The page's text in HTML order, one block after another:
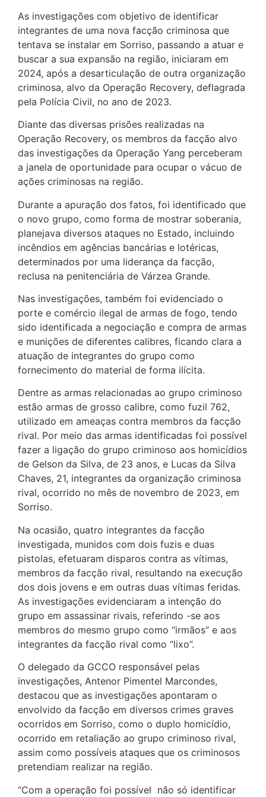
As investigações com objetivo de identificar
integrantes de uma nova facção criminosa que
tentava se instalar em Sorriso, passando a atuar e
buscar a sua expansão na região, iniciaram em
2024, após a desarticulação de outra organização
criminosa, alvo da Operação Recovery, deflagrada
pela Polícia Civil, no ano de 2023.
Diante das diversas prisões realizadas na
Operação Recovery, os membros da facção alvo
das investigações da Operação Yang perceberam
a janela de oportunidade para ocupar o vácuo de
ações criminosas na região.
Durante a apuração dos fatos, foi identificado que
o novo grupo, como forma de mostrar soberania,
planejava diversos ataques no Estado, incluindo
incêndios em agências bancárias e lotéricas,
determinados por uma liderança da facção,
reclusa na penitenciária de Várzea Grande.
Nas investigações, também foi evidenciado o
porte e comércio ilegal de armas de fogo, tendo
sido identificada a negociação e compra de armas
e munições de diferentes calibres, ficando clara a
atuação de integrantes do grupo como
fornecimento do material de forma ilícita.
Dentre as armas relacionadas ao grupo criminoso
estão armas de grosso calibre, como fuzil 762,
utilizado em ameaças contra membros da facção
rival. Por meio das armas identificadas foi possível
fazer a ligação do grupo criminoso aos homicídios
de Gelson da Silva, de 23 anos, e Lucas da Silva
Chaves, 21, integrantes da organização criminosa
rival, ocorrido no mês de novembro de 2023, em
Sorriso.
Na ocasião, quatro integrantes da facção
investigada, munidos com dois fuzis e duas
pistolas, efetuaram disparos contra as vítimas,
membros da facção rival, resultando na execução
dos dois jovens e em outras duas vítimas feridas.
As investigações evidenciaram a intenção do
grupo em assassinar rivais, referindo -se aos
membros do mesmo grupo como “irmãos” e aos
integrantes da facção rival como “lixo”.
O delegado da GCCO responsável pelas
investigações, Antenor Pimentel Marcondes,
destacou que as investigações apontaram o
envolvido da facção em diversos crimes graves
ocorridos em Sorriso, como o duplo homicídio,
ocorrido em retaliação ao grupo criminoso rival,
assim como possíveis ataques que os criminosos
pretendiam realizar na região.
“Com a operação foi possível não só identificar